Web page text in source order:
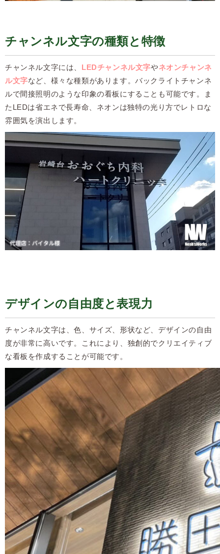
チャンネル文字の種類と特徴
チャンネル文字には、 LEDチャンネル文字やネオンチャンネ
ル文字など、様々な種類があります。バックライトチャンネ
ルで間接照明のような印象の看板にすることも可能です。ま
たLEDは省エネで長寿命、ネオンは独特の光り方でレトロな
雰囲気を演出します。
デザインの自由度と表現力
チャンネル文字は、色、サイズ、形状など、デザインの自由
度が非常に高いです。これにより、独創的でクリエイティブ
な看板を作成することが可能です。